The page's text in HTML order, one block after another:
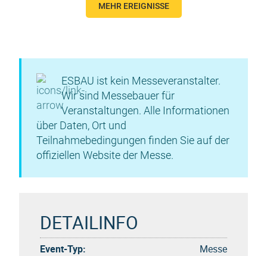
MEHR EREIGNISSE
ESBAU ist kein Messeveranstalter.
Wir sind Messebauer für
Veranstaltungen. Alle Informationen
über Daten, Ort und
Teilnahmebedingungen finden Sie auf der
offiziellen Website der Messe.
DETAILINFO
Event-Typ:
Messe